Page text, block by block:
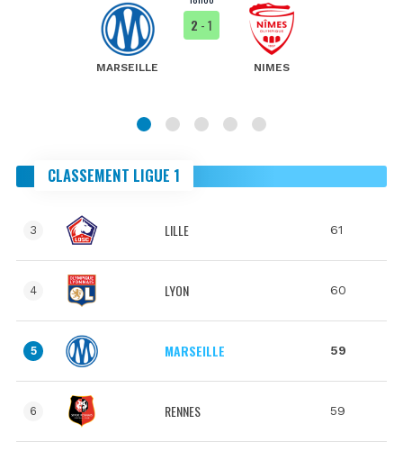
MARSEILLE
2 - 1
NIMES
CLASSEMENT LIGUE 1
3 LILLE 61
4 LYON 60
5 MARSEILLE 59
6 RENNES 59